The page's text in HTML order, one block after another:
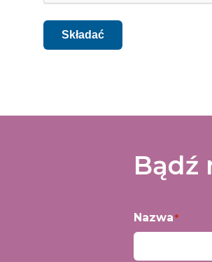
Składać
Bądź
Nazwa*